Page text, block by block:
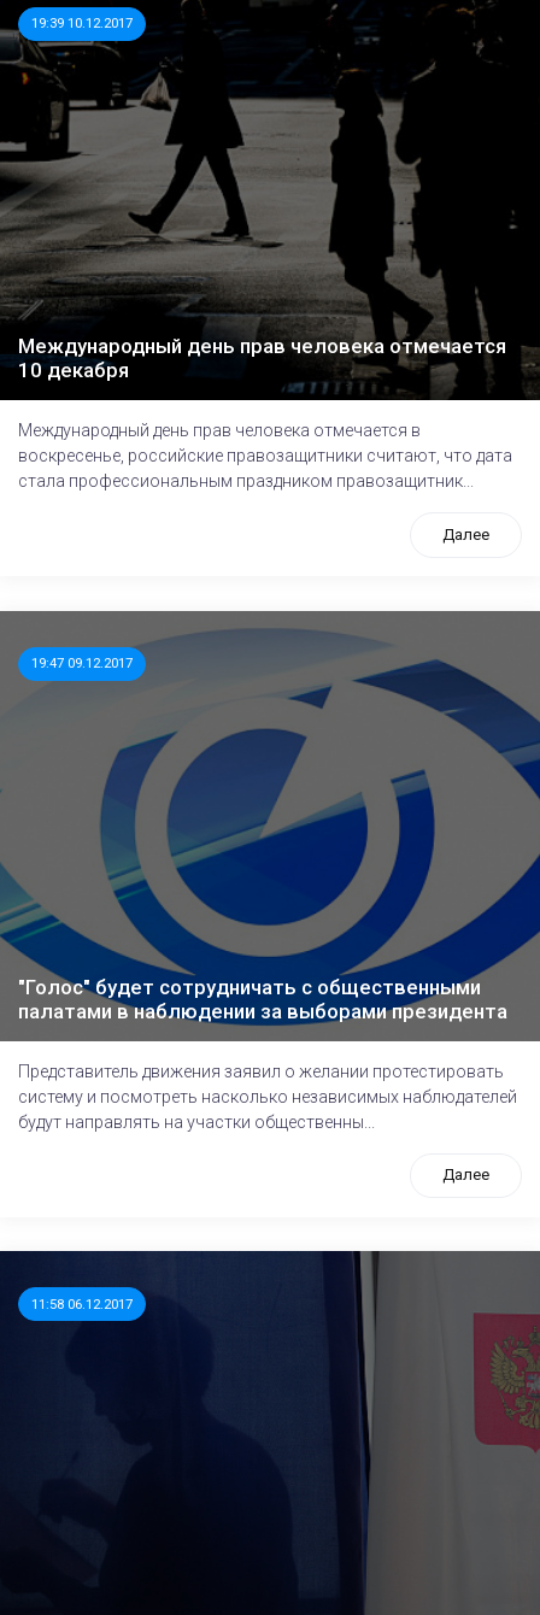
19:39 10.12.2017
Международный день прав человека отмечается
10 декабря
Международный день прав человека отмечается в
воскресенье, российские правозащитники считают, что дата
стала профессиональным праздником правозащитник...
Далее
19:47 09.12.2017
"Голос" будет сотрудничать с общественными
палатами в наблюдении за выборами президента
Представитель движения заявил о желании протестировать
систему и посмотреть насколько независимых наблюдателей
будут направлять на участки общественны...
Далее
11:58 06.12.2017